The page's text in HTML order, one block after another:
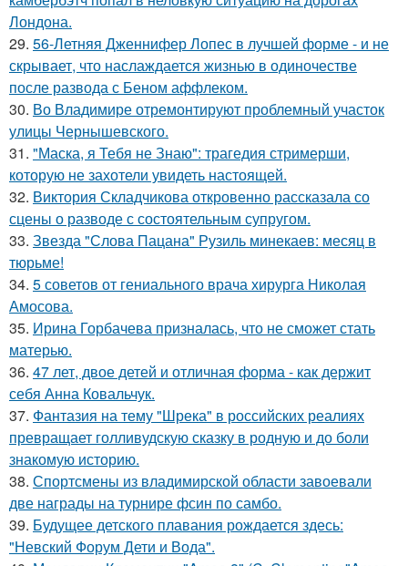
Лондона.
29. 56-Летняя Дженнифер Лопес в лучшей форме - и не
скрывает, что наслаждается жизнью в одиночестве
после развода с Беном аффлеком.
30. Во Владимире отремонтируют проблемный участок
улицы Чернышевского.
31. "Маска, я Тебя не Знаю": трагедия стримерши,
которую не захотели увидеть настоящей.
32. Виктория Складчикова откровенно рассказала со
сцены о разводе с состоятельным супругом.
33. Звезда "Слова Пацана" Рузиль минекаев: месяц в
тюрьме!
34. 5 советов от гениального врача хирурга Николая
Амосова.
35. Ирина Горбачева призналась, что не сможет стать
матерью.
36. 47 лет, двое детей и отличная форма - как держит
себя Анна Ковальчук.
37. Фантазия на тему "Шрека" в российских реалиях
превращает голливудскую сказку в родную и до боли
знакомую историю.
38. Спортсмены из владимирской области завоевали
две награды на турнире фсин по самбо.
39. Будущее детского плавания рождается здесь:
"Невский Форум Дети и Вода".